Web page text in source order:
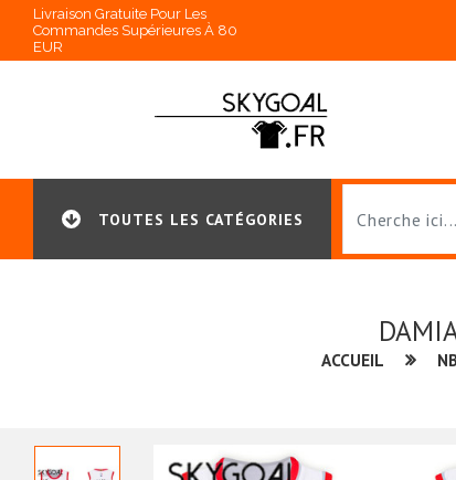
Livraison Gratuite Pour Les
Commandes Supérieures À 80
EUR
TOUTES LES CATÉGORIES
ACCUEIL